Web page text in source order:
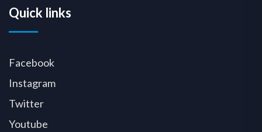
Quick links
Facebook
Instagram
Twitter
Youtube